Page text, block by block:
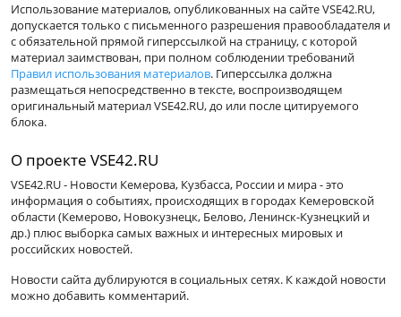
Использование материалов, опубликованных на сайте VSE42.RU,
допускается только с письменного разрешения правообладателя и
с обязательной прямой гиперссылкой на страницу, с которой
материал заимствован, при полном соблюдении требований
Правил использования материалов. Гиперссылка должна
размещаться непосредственно в тексте, воспроизводящем
оригинальный материал VSE42.RU, до или после цитируемого
блока.
О проекте VSE42.RU
VSE42.RU - Новости Кемерова, Кузбасса, России и мира - это
информация о событиях, происходящих в городах Кемеровской
области (Кемерово, Новокузнецк, Белово, Ленинск-Кузнецкий и
др.) плюс выборка самых важных и интересных мировых и
российских новостей.
Новости сайта дублируются в социальных сетях. К каждой новости
можно добавить комментарий.